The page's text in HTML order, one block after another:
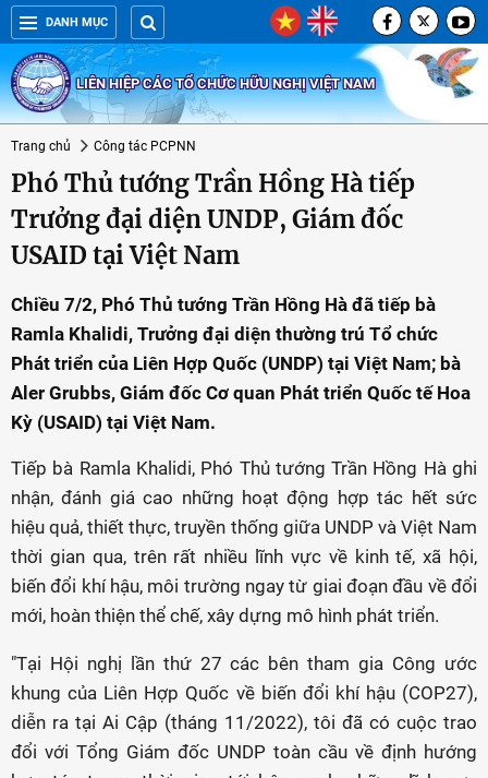
DANH MỤC
LIÊN HIỆP CÁC TỔ CHỨC HỮU NGHỊ VIỆT NAM
Trang chủ Công tác PCPNN
Phó Thủ tướng Trần Hồng Hà tiếp
Trưởng đại diện UNDP, Giám đốc
USAID tại Việt Nam
Chiều 7/2, Phó Thủ tướng Trần Hồng Hà đã tiếp bà
Ramla Khalidi, Trưởng đại diện thường trú Tổ chức
Phát triển của Liên Hợp Quốc (UNDP) tại Việt Nam; bà
Aler Grubbs, Giám đốc Cơ quan Phát triển Quốc tế Hoa
Kỳ (USAID) tại Việt Nam.
Tiếp bà Ramla Khalidi, Phó Thủ tướng Trần Hồng Hà ghi
nhận, đánh giá cao những hoạt động hợp tác hết sức
hiệu quả, thiết thực, truyền thống giữa UNDP và Việt Nam
thời gian qua, trên rất nhiều lĩnh vực về kinh tế, xã hội,
biến đổi khí hậu, môi trường ngay từ giai đoạn đầu về đổi
mới, hoàn thiện thể chế, xây dựng mô hình phát triển.
"Tại Hội nghị lần thứ 27 các bên tham gia Công ước
khung của Liên Hợp Quốc về biến đổi khí hậu (COP27),
diễn ra tại Ai Cập (tháng 11/2022), tôi đã có cuộc trao
đổi với Tổng Giám đốc UNDP toàn cầu về định hướng